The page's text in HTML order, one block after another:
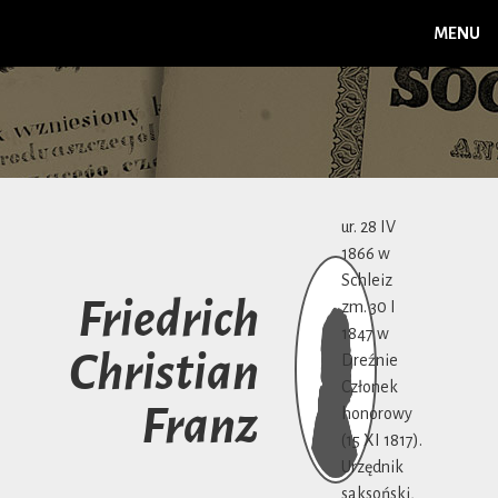
MENU
Friedrich
Christian
Franz
ur. 28 IV
1866 w
Schleiz
zm. 30 I
1847 w
Dreźnie
Członek
honorowy
(15 XI 1817).
Urzędnik
saksoński,